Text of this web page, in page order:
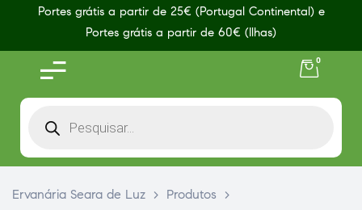
Portes grátis a partir de 25€ (Portugal Continental) e
Portes grátis a partir de 60€ (Ilhas)
0
Ervanária Seara de Luz > Produtos
>